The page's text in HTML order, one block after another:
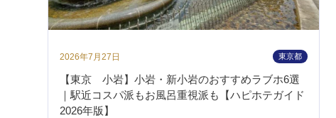
2026年7月27日 東京都
【東京 小岩】小岩・新小岩のおすすめラブホ6選
｜駅近コスパ派もお風呂重視派も【ハピホテガイド
2026年版】